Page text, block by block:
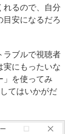
れるので、自分
目安になるだろ
ブルで視聴者
実にもったいな
」を使ってみ
てはいかがだ